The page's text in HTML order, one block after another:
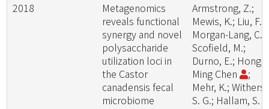
2018
Metagenomics
reveals functional
synergy and novel
polysaccharide
utilization loci in
the Castor
canadensis fecal
microbiome
Armstrong, Z.;
Mewis, K.; Liu, F.;
Morgan-Lang, C.;
Scofield, M.;
Durno, E.; Hong-
Ming Chen
;
Mehr, K.; Withers,
S. G.; Hallam, S.